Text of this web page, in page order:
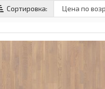
Tarkett
Сортировка: